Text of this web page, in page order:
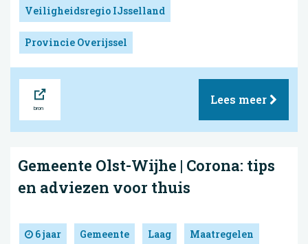
Veiligheidsregio IJsselland
Provincie Overijssel
Lees meer
Gemeente Olst-Wijhe | Corona: tips
en adviezen voor thuis
6 jaar Gemeente Laag Maatregelen